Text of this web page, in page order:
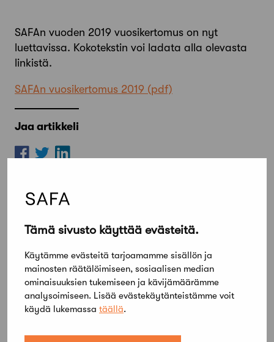
Tämä sivusto käyttää evästeitä.
Käytämme evästeitä tarjoamamme sisällön ja
mainosten räätälöimiseen, sosiaalisen median
ominaisuuksien tukemiseen ja kävijämäärämme
analysoimiseen. Lisää evästekäytänteistämme voit
käydä lukemassa täällä.
SAFAn vuoden 2019 vuosikertomus on nyt
luettavissa. Kokotekstin voi ladata alla olevasta
linkistä.
SAFAn vuosikertomus 2019
Jaa artikkeli
Lue lisää